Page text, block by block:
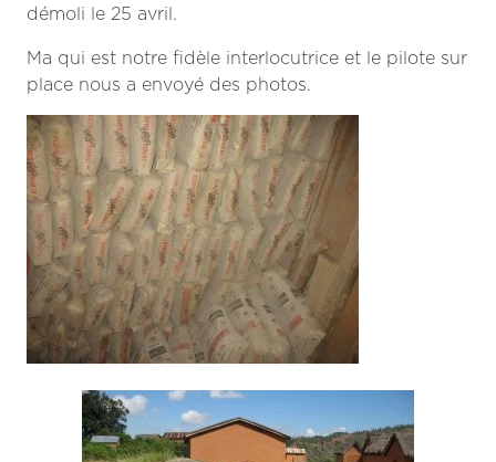
démoli le 25 avril.
Ma qui est notre fidèle interlocutrice et le pilote sur
place nous a envoyé des photos.